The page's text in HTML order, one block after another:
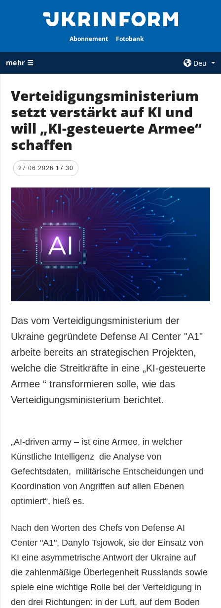
Abonnement Fotobank
mehr ☰
Deu
ALLE
RUBRIKEN
Krieg
Wiederaufbau
der Ukraine
Politik
Wirtschaft
Gesellschaft und
Kultur
Sport
Kriminalität
Notstand und
Notfälle
AGENTUR
Über uns
und zum Schutz
personenbezogener
Daten
ZUSÄTZLICH
Veröffentlichungen
Interview
Fotos
Video
LEISTUNGEN
Abonnement
Fotobank
Verteidigungsministerium
setzt verstärkt auf KI und
will „KI-gesteuerte Armee“
schaffen
27.06.2026 17:30
Das vom Verteidigungsministerium der
Ukraine gegründete Defense AI Center "A1"
arbeite bereits an strategischen Projekten,
welche die Streitkräfte in eine „KI-gesteuerte
Armee “ transformieren solle, wie das
Verteidigungsministerium berichtet.
„AI-driven army – ist eine Armee, in welcher
Künstliche Intelligenz die Analyse von
Gefechtsdaten, militärische Entscheidungen und
Koordination von Angriffen auf allen Ebenen
optimiert“, hieß es.
Nach den Worten des Chefs von Defense AI
Center "A1", Danylo Tsjowok, sie der Einsatz von
KI eine asymmetrische Antwort der Ukraine auf
die zahlenmäßige Überlegenheit Russlands sowie
spiele eine wichtige Rolle bei der Verteidigung in
den drei Richtungen: in der Luft, auf dem Boden